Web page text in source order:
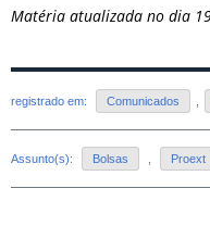
Matéria atualizada no dia
registrado em: Comunicados
Assunto(s): Bolsas Proext